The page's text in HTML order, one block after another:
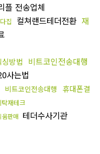
플 전송업체
집 컬쳐랜드테더전환 재
방법 비트코인전송대행
사는법
비트코인전송대행 휴대폰결
재테크
움판매 테더수사기관